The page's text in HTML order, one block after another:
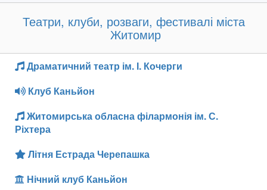
Театри, клуби, розваги, фестивалі міста
Житомир
Драматичний театр ім. І. Кочерги
Клуб Каньйон
Житомирська обласна філармонія ім. С.
Ріхтера
Літня Естрада Черепашка
Нічний клуб Каньйон